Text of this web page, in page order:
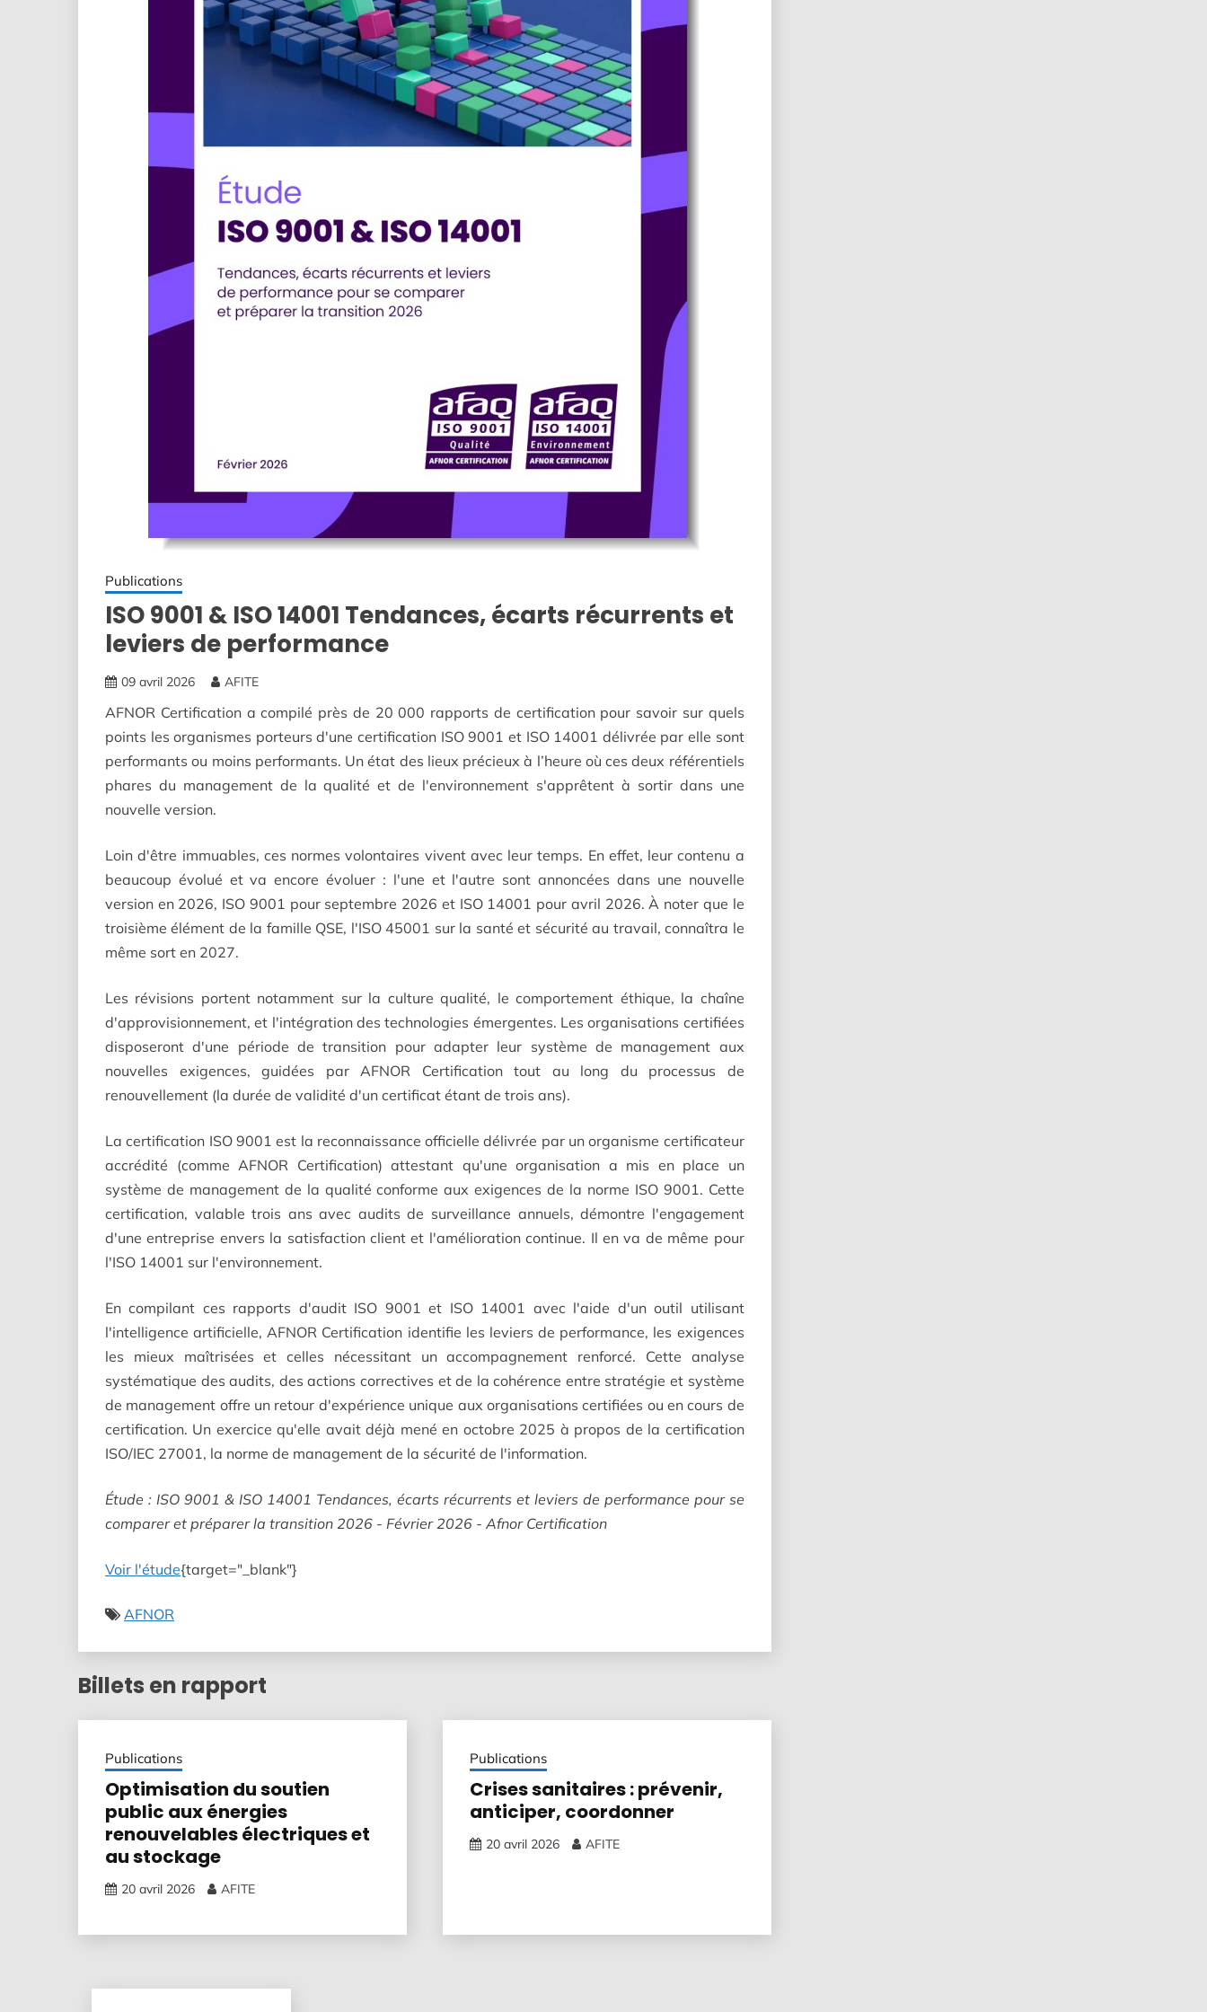
Publications
ISO 9001 & ISO 14001 Tendances, écarts récurrents et
leviers de performance
09 avril 2026 AFITE
AFNOR Certification a compilé près de 20 000 rapports de certification pour savoir sur quels
points les organismes porteurs d'une certification ISO 9001 et ISO 14001 délivrée par elle sont
performants ou moins performants. Un état des lieux précieux à l’heure où ces deux référentiels
phares du management de la qualité et de l'environnement s'apprêtent à sortir dans une
nouvelle version.
Loin d'être immuables, ces normes volontaires vivent avec leur temps. En effet, leur contenu a
beaucoup évolué et va encore évoluer : l'une et l'autre sont annoncées dans une nouvelle
version en 2026, ISO 9001 pour septembre 2026 et ISO 14001 pour avril 2026. À noter que le
troisième élément de la famille QSE, l'ISO 45001 sur la santé et sécurité au travail, connaîtra le
même sort en 2027.
Les révisions portent notamment sur la culture qualité, le comportement éthique, la chaîne
d'approvisionnement, et l'intégration des technologies émergentes. Les organisations certifiées
disposeront d'une période de transition pour adapter leur système de management aux
nouvelles exigences, guidées par AFNOR Certification tout au long du processus de
renouvellement (la durée de validité d'un certificat étant de trois ans).
La certification ISO 9001 est la reconnaissance officielle délivrée par un organisme certificateur
accrédité (comme AFNOR Certification) attestant qu'une organisation a mis en place un
système de management de la qualité conforme aux exigences de la norme ISO 9001. Cette
certification, valable trois ans avec audits de surveillance annuels, démontre l'engagement
d'une entreprise envers la satisfaction client et l'amélioration continue. Il en va de même pour
l'ISO 14001 sur l'environnement.
En compilant ces rapports d'audit ISO 9001 et ISO 14001 avec l'aide d'un outil utilisant
l'intelligence artificielle, AFNOR Certification identifie les leviers de performance, les exigences
les mieux maîtrisées et celles nécessitant un accompagnement renforcé. Cette analyse
systématique des audits, des actions correctives et de la cohérence entre stratégie et système
de management offre un retour d'expérience unique aux organisations certifiées ou en cours de
certification. Un exercice qu'elle avait déjà mené en octobre 2025 à propos de la certification
ISO/IEC 27001, la norme de management de la sécurité de l'information.
Étude : ISO 9001 & ISO 14001 Tendances, écarts récurrents et leviers de performance pour se
comparer et préparer la transition 2026 - Février 2026 - Afnor Certification
Voir l'étude{target="_blank"}
AFNOR
Billets en rapport
Publications
Optimisation du soutien
public aux énergies
renouvelables électriques et
au stockage
20 avril 2026 AFITE
Publications
Crises sanitaires : prévenir,
anticiper, coordonner
20 avril 2026 AFITE